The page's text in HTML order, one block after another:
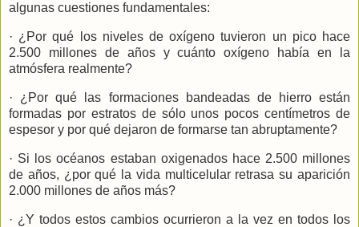
algunas cuestiones fundamentales:
· ¿Por qué los niveles de oxígeno tuvieron un pico hace
2.500 millones de años y cuánto oxígeno había en la
atmósfera realmente?
· ¿Por qué las formaciones bandeadas de hierro están
formadas por estratos de sólo unos pocos centímetros de
espesor y por qué dejaron de formarse tan abruptamente?
· Si los océanos estaban oxigenados hace 2.500 millones
de años, ¿por qué la vida multicelular retrasa su aparición
2.000 millones de años más?
· ¿Y todos estos cambios ocurrieron a la vez en todos los